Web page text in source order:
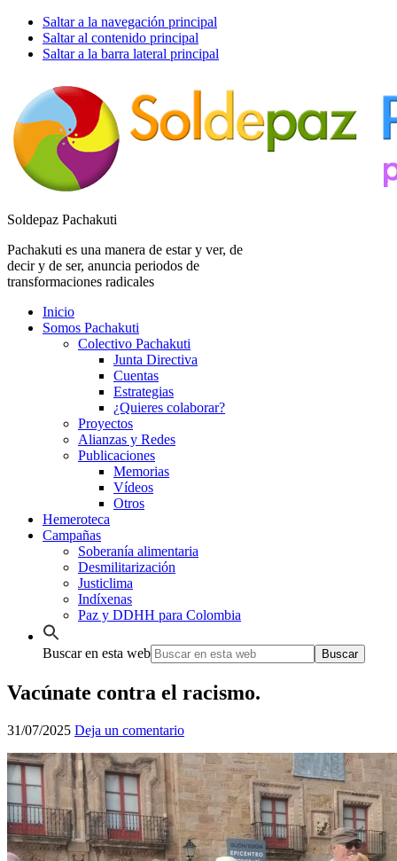
Saltar a la navegación principal
Saltar al contenido principal
Saltar a la barra lateral principal
Soldepaz Pachakuti
Pachakuti es una manera de estar y ver, de
decir y de ser, anuncia periodos de
transformaciones radicales
Inicio
Somos Pachakuti
Colectivo Pachakuti
Junta Directiva
Cuentas
Estrategias
¿Quieres colaborar?
Proyectos
Alianzas y Redes
Publicaciones
Memorias
Vídeos
Otros
Hemeroteca
Campañas
Soberanía alimentaria
Desmilitarización
Justiclima
Indíxenas
Paz y DDHH para Colombia
Buscar en esta web
Vacúnate contra el racismo.
31/07/2025 Deja un comentario